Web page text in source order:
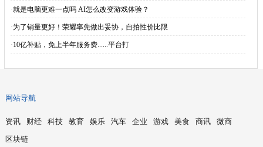
·就是电脑更难一点吗 AI怎么改变游戏体验？
·为了销量更好！荣耀率先做出妥协，自拍性价比限
·10亿补贴，免上半年服务费......平台打
网站导航
资讯 财经 科技 教育 娱乐 汽车 企业 游戏 美食 商讯
微商
区块链